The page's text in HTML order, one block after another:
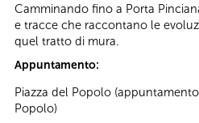
Camminando fino a Porta
e tracce che raccontano le
quel tratto di mura.
Appuntamento:
Piazza del Popolo
Popolo)